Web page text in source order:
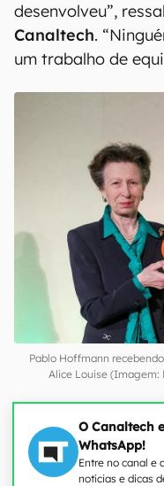
desenvolveu”,
Canaltech.
um trabalho de
Pablo Hoffmann
Alice Louise (Imagem:
O Canaltech
WhatsApp!
Entre no canal e
notícias e dicas